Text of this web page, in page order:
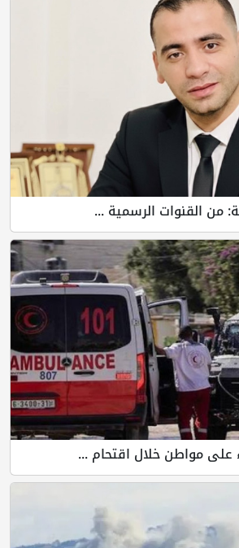
من القنوات الرسمية ...
على مواطن خلال اقتحام ...